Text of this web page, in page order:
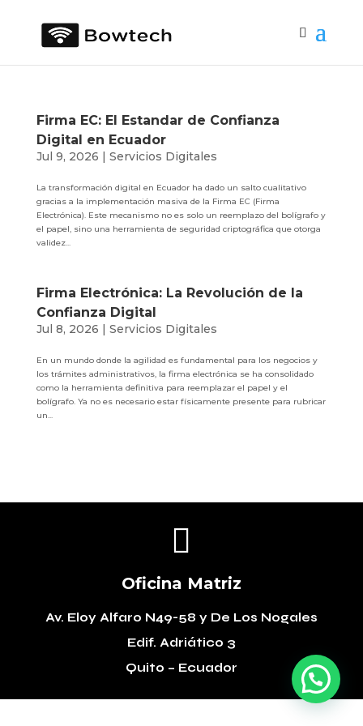
Firma EC: El Estandar de Confianza
Digital en Ecuador
Jul 9, 2026 | Servicios Digitales
La transformación digital en Ecuador ha dado un salto cualitativo
gracias a la implementación masiva de la Firma EC (Firma
Electrónica). Este mecanismo no es solo un reemplazo del bolígrafo y
el papel, sino una herramienta de seguridad criptográfica que otorga
validez...
Firma Electrónica: La Revolución de la
Confianza Digital
Jul 8, 2026 | Servicios Digitales
En un mundo donde la agilidad es fundamental para los negocios y
los trámites administrativos, la firma electrónica se ha consolidado
como la herramienta definitiva para reemplazar el papel y el
bolígrafo. Ya no es necesario estar físicamente presente para rubricar
un...

Oficina Matriz
Av. Eloy Alfaro N49-58 y De Los Nogales
Edif. Adriático 3
Quito – Ecuador